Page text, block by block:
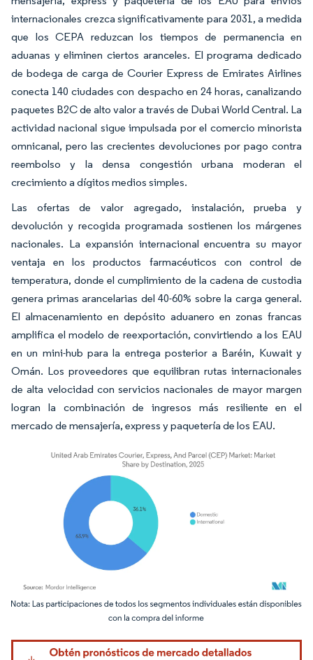
internacionales crezca significativamente para 2031, a medida
que los CEPA reduzcan los tiempos de permanencia en
aduanas y eliminen ciertos aranceles. El programa dedicado
de bodega de carga de Courier Express de Emirates Airlines
conecta 140 ciudades con despacho en 24 horas, canalizando
paquetes B2C de alto valor a través de Dubai World Central. La
actividad nacional sigue impulsada por el comercio minorista
omnicanal, pero las crecientes devoluciones por pago contra
reembolso y la densa congestión urbana moderan el
crecimiento a dígitos medios simples.
Las ofertas de valor agregado, instalación, prueba y
devolución y recogida programada sostienen los márgenes
nacionales. La expansión internacional encuentra su mayor
ventaja en los productos farmacéuticos con control de
temperatura, donde el cumplimiento de la cadena de custodia
genera primas arancelarias del 40-60% sobre la carga general.
El almacenamiento en depósito aduanero en zonas francas
amplifica el modelo de reexportación, convirtiendo a los EAU
en un mini-hub para la entrega posterior a Baréin, Kuwait y
Omán. Los proveedores que equilibran rutas internacionales
de alta velocidad con servicios nacionales de mayor margen
logran la combinación de ingresos más resiliente en el
mercado de mensajería, express y paquetería de los EAU.
Imagen © Mordor Intelligence. El uso requiere atribución según CC BY 4.0.